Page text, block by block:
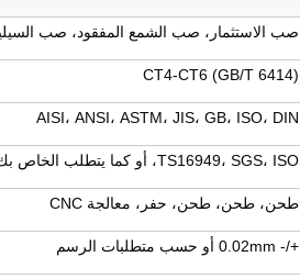
صب الاستثمار، صب الشمع المفقود، صب
CT4-CT6 (GB/T 6414)
AISI، ANSI، ASTM، JIS، GB، ISO، DIN
TS16949، SGS، ISO، أو كما يتطلب الخاص بك للقيام اختبار من قبل الطرف الثالث
طحن، طحن، طحن، حفر، معالجة CNC
+/- 0.02mm أو حسب متطلبات الرسم